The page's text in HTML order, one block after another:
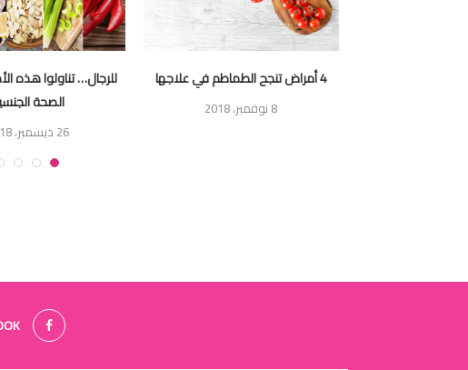
4 أمراض تنجح الطماطم في علاجها
8 نوفمبر، 2018
للرجال… تناولوا هذه
الصحة
26 ديسمبر، 2018